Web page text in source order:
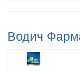
Водич